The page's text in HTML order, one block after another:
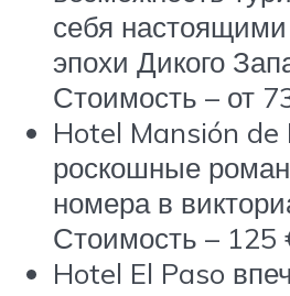
себя
эпохи Дикого
Стоимость – от
Hotel Mansión de
роскошные
номера в
Стоимость – 125
Hotel El Paso